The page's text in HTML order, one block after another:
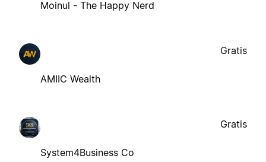
Moinul - The Happy Nerd
AMIIC Wealth
Gratis
System4Business Co
Gratis